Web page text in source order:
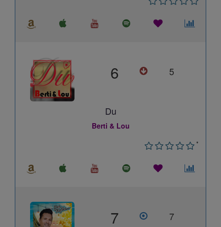
6 5
Du
Berti & Lou
*
7 7